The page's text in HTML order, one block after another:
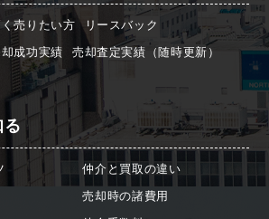
売りたい方
リースバック
成功実績
売却査定実績（随時更新）
仲介と買取の違い
売却時の諸費用